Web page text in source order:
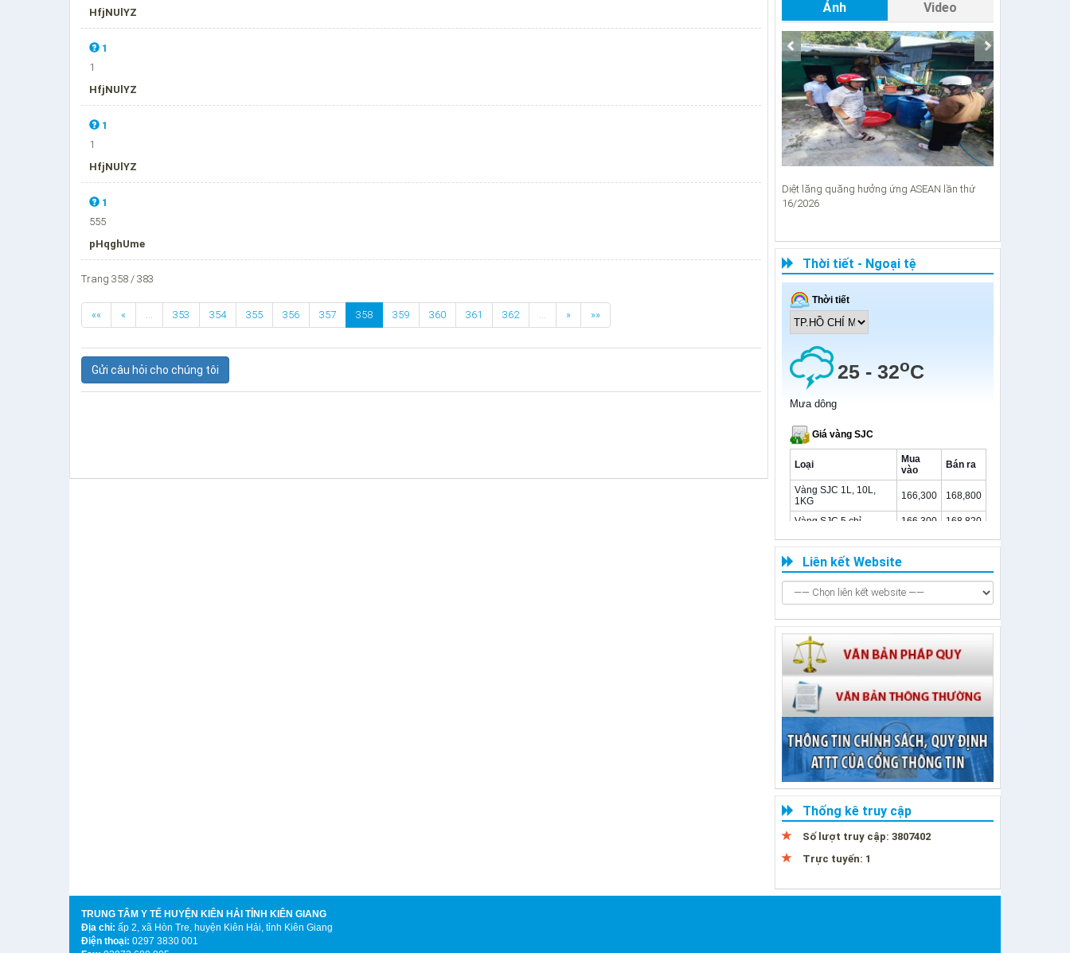
HfjNUlYZ
1
1
HfjNUlYZ
1
1
HfjNUlYZ
1
555
pHqghUme
Trang 358 / 383
«« « 353 354 355 356 357 358 359 360 361 362 » »»
Gửi câu hỏi cho chúng tôi
Công văn
Công văn
Công văn
Công văn
Thông báo
Công văn
Công văn
Công văn
Báo cáo
Ảnh Video
Diệt lăng quăng hưởng ứng ASEAN lần thứ
16/2026
Thời tiết - Ngoại tệ
Liên kết Website
Thống kê truy cập
Số lượt truy cập: 3807402
Trực tuyến: 1
TRUNG TÂM Y TẾ HUYỆN KIÊN HẢI TỈNH KIÊN GIANG
Địa chỉ: ấp 2, xã Hòn Tre, huyện Kiên Hải, tỉnh Kiên Giang
Điện thoại: 0297 3830 001